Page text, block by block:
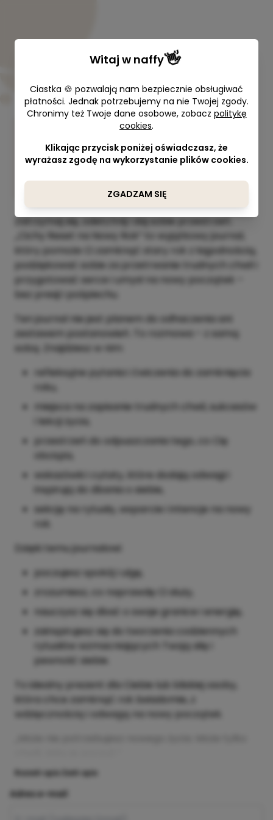
Cichy reset. Bez presji. Po
Twojemu.
Joanna Dominiczak
Zatrzymaj się, odetchnij i daj sobie przestrzeń.
„Cichy Reset na Nowy Rok” to wyjątkowy journal,
który pomoże Ci zamknąć stary rok z łagodnością,
podziękować sobie za przetrwanie trudnych chwil i
przygotować serce i umysł na nowy początek –
bez presji i pośpiechu.
Ten journal nie jest planem do odhaczenia ani
zestawem postanowień. To rozmowa – z samą
sobą. Znajdziesz w nim:
refleksyjne pytania i ćwiczenia do zamknięcia
roku,
miejsca na zapisanie trudnych chwil, sukcesów
i lekcji życia,
przestrzeń do odpuszczania tego, co Cię
obciąża,
wskazówki i cytaty, które dodają odwagi i
inspirują do dbania o siebie,
sekcję na rytuały, wsparcie i intencje na nowy
rok.
Dzięki temu journalowi:
poczujesz spokój i ulgę,
zrozumiesz, co naprawdę Ci służy,
nauczysz się dbać o swoje granice i energię,
zainspirujesz się do tworzenia codziennych
rytuałów wzmacniających Twoją siłę i
pewność siebie.
To idealny prezent dla Ciebie lub bliskiej osoby,
która chce zamknąć rok świadomie, z
wdzięcznością i odwagą na nowy początek.
Rozwiń opis Zwiń opis
Adres e-mail
Witaj w naffy👋
Ciastka 🍪 pozwalają nam bezpiecznie obsługiwać
płatności. Jednak potrzebujemy na nie Twojej zgody.
Chronimy też Twoje dane osobowe, zobacz politykę
cookies.
Klikając przycisk poniżej oświadczasz, że
wyrażasz zgodę na wykorzystanie plików cookies.
ZGADZAM SIĘ